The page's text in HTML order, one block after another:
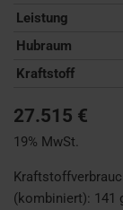
Leistung
Hubraum
Kraftstoff
27.515 €
19% MwSt.
(kombiniert): 141